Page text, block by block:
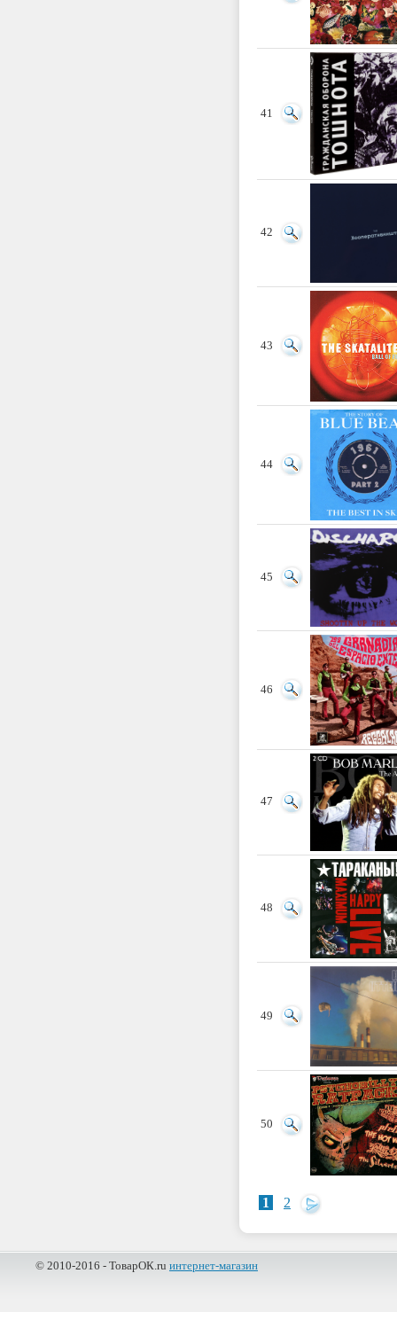
41
42
43
44
45
46
47
48
49
50
1 2
© 2010-2016 - ТоварОК.ru интернет-магазин